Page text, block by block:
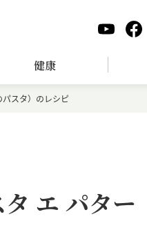
健康
スタ）のレシピ
エ パター